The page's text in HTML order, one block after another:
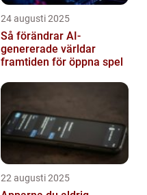
24 augusti 2025
Så förändrar AI-
genererade världar
framtiden för öppna spel
22 augusti 2025